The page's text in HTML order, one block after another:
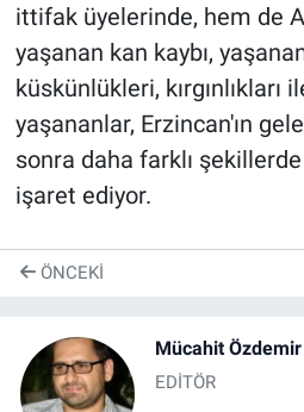
ittifak üyelerinde, hem de
yaşanan kan kaybı,
küskünlükleri, kırgınlıkları
yaşananlar, Erzincan'ın
sonra daha farklı
işaret ediyor.
ÖNCEKI
Mücahit Özdemir
EDİTÖR